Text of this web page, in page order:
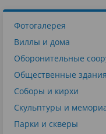
Фотогалерея
Виллы и дома
Оборонительные
Общественные
Соборы и кирхи
Скульптуры и
Парки и скверы